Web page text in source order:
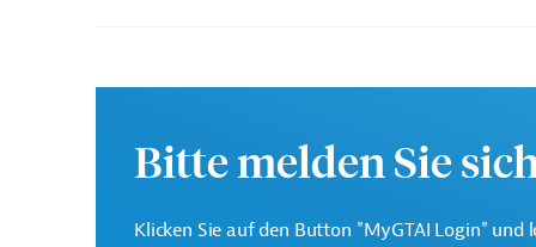
KfW Entwicklungsbank
Auftrag der
Bitte melden Sie
Klicken Sie auf den Button "MyGTAI Login" und